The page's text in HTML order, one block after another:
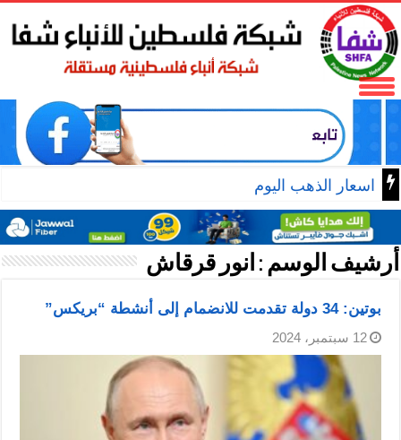
الرئيس محمود عباس يستقبل
أرشيف الوسم : انور قرقاش
بوتين: 34 دولة تقدمت للانضمام إلى أنشطة “بريكس”
12 سبتمبر، 2024